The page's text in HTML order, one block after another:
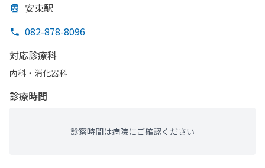
安東駅
082-878-8096
対応診療科
内科・​消化器科
診療時間
診察時間は病院にご確認ください